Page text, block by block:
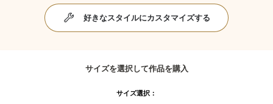
好きなスタイルにカスタマイズする
サイズを選択して作品を購入
サイズ選択：